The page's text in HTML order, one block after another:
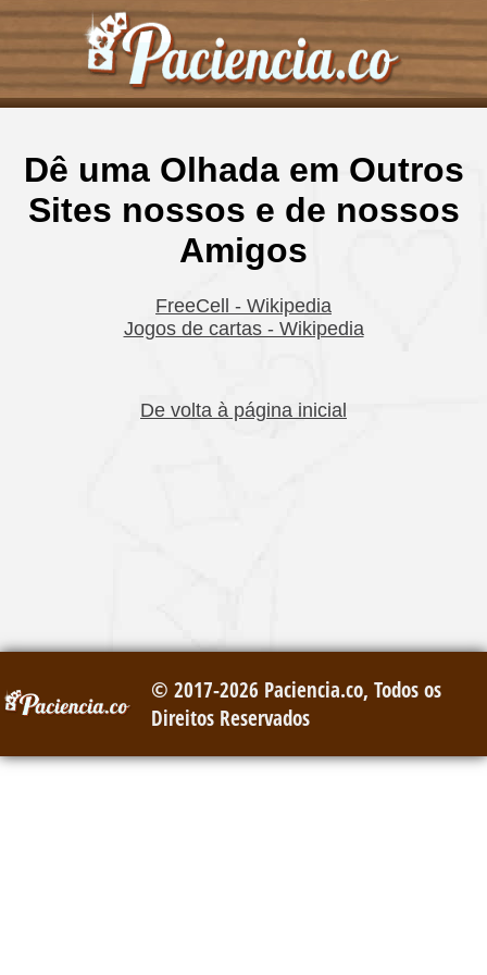
Dê uma Olhada em Outros
Sites nossos e de nossos
Amigos
FreeCell - Wikipedia
Jogos de cartas - Wikipedia
De volta à página inicial
© 2017-2026 Paciencia.co, Todos os
Direitos Reservados